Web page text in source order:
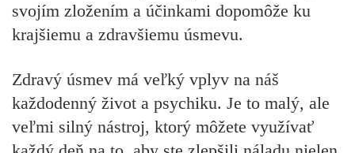
svojím zložením a účinkami dopomôže ku
krajšiemu a zdravšiemu úsmevu.
Zdravý úsmev má veľký vplyv na náš
každodenný život a psychiku. Je to malý, ale
veľmi silný nástroj, ktorý môžete využívať